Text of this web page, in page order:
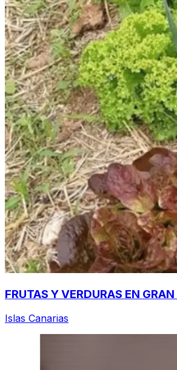
FRUTAS Y VERDURAS EN
Islas Canarias